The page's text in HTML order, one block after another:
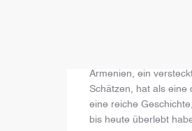
Armenien, ein
Schätzen, hat als eine
eine reiche
bis heute überlebt